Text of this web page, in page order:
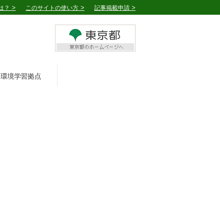
？ このサイトの使い方 記事掲載申請
環境学習拠点